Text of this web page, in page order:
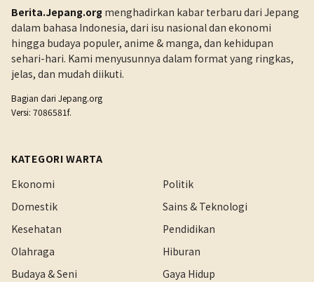
Berita.Jepang.org menghadirkan kabar terbaru dari Jepang
dalam bahasa Indonesia, dari isu nasional dan ekonomi
hingga budaya populer, anime & manga, dan kehidupan
sehari-hari. Kami menyusunnya dalam format yang ringkas,
jelas, dan mudah diikuti.
Bagian dari Jepang.org
Versi: 7086581f.
KATEGORI WARTA
Ekonomi
Politik
Domestik
Sains & Teknologi
Kesehatan
Pendidikan
Olahraga
Hiburan
Budaya & Seni
Gaya Hidup